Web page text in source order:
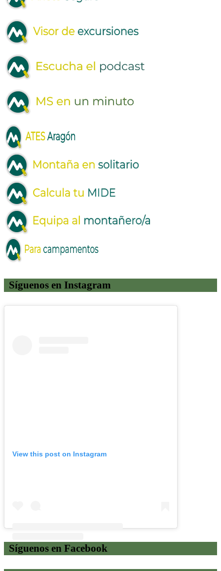
Síguenos en Instagram
View this post on Instagram
Síguenos en Facebook